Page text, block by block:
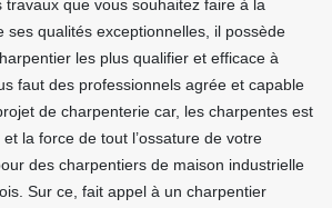
travaux que vous souhaitez faire à la
ses qualités exceptionnelles, il possède
les plus qualifier et efficace à
faut des professionnels agrée et capable
de charpenterie car, les charpentes est
la force de tout l’ossature de votre
des charpentiers de maison industrielle
Sur ce, fait appel à un charpentier